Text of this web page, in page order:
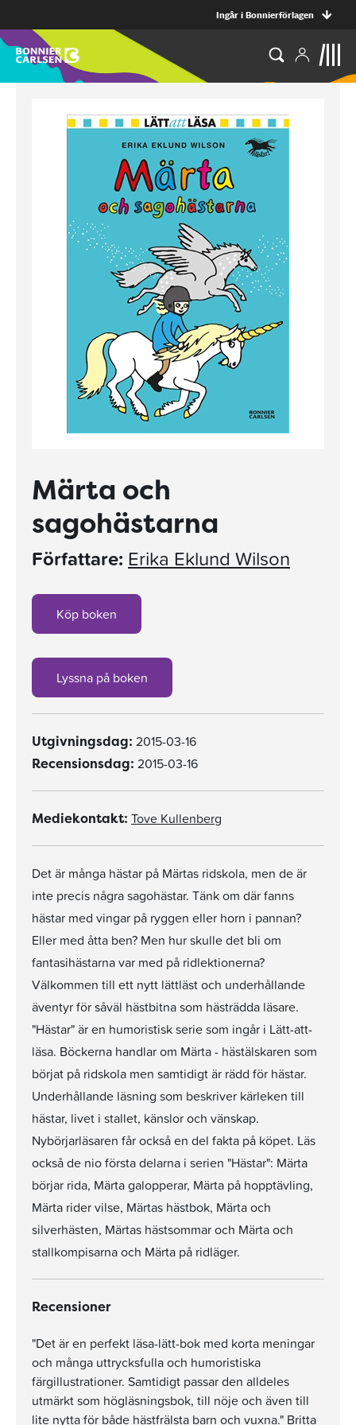
Ingår i Bonnierförlagen
Märta och
sagohästarna
Författare: Erika Eklund Wilson
Köp boken
Lyssna på boken
Utgivningsdag: 2015-03-16
Recensionsdag: 2015-03-16
Mediekontakt: Tove Kullenberg
Det är många hästar på Märtas ridskola, men de är
inte precis några sagohästar. Tänk om där fanns
hästar med vingar på ryggen eller horn i pannan?
Eller med åtta ben? Men hur skulle det bli om
fantasihästarna var med på ridlektionerna?
Välkommen till ett nytt lättläst och underhållande
äventyr för såväl hästbitna som hästrädda läsare.
"Hästar" är en humoristisk serie som ingår i Lätt-att-
läsa. Böckerna handlar om Märta - hästälskaren som
börjat på ridskola men samtidigt är rädd för hästar.
Underhållande läsning som beskriver kärleken till
hästar, livet i stallet, känslor och vänskap.
Nybörjarläsaren får också en del fakta på köpet. Läs
också de nio första delarna i serien "Hästar": Märta
börjar rida, Märta galopperar, Märta på hopptävling,
Märta rider vilse, Märtas hästbok, Märta och
silverhästen, Märtas hästsommar och Märta och
stallkompisarna och Märta på ridläger.
Recensioner
"Det är en perfekt läsa-lätt-bok med korta meningar
och många uttrycksfulla och humoristiska
färgillustrationer. Samtidigt passar den alldeles
utmärkt som högläsningsbok, till nöje och även till
lite nytta för både hästfrälsta barn och vuxna." Britta